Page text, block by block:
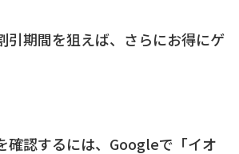
引期間を狙えば、さらにお得にゲ
確認するには、Googleで「イオ